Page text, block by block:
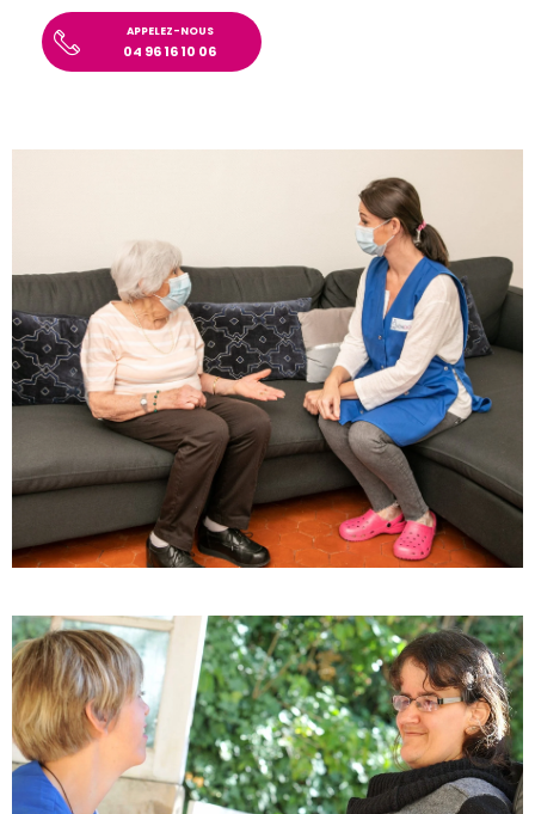
APPELEZ-NOUS
04 96 16 10 06